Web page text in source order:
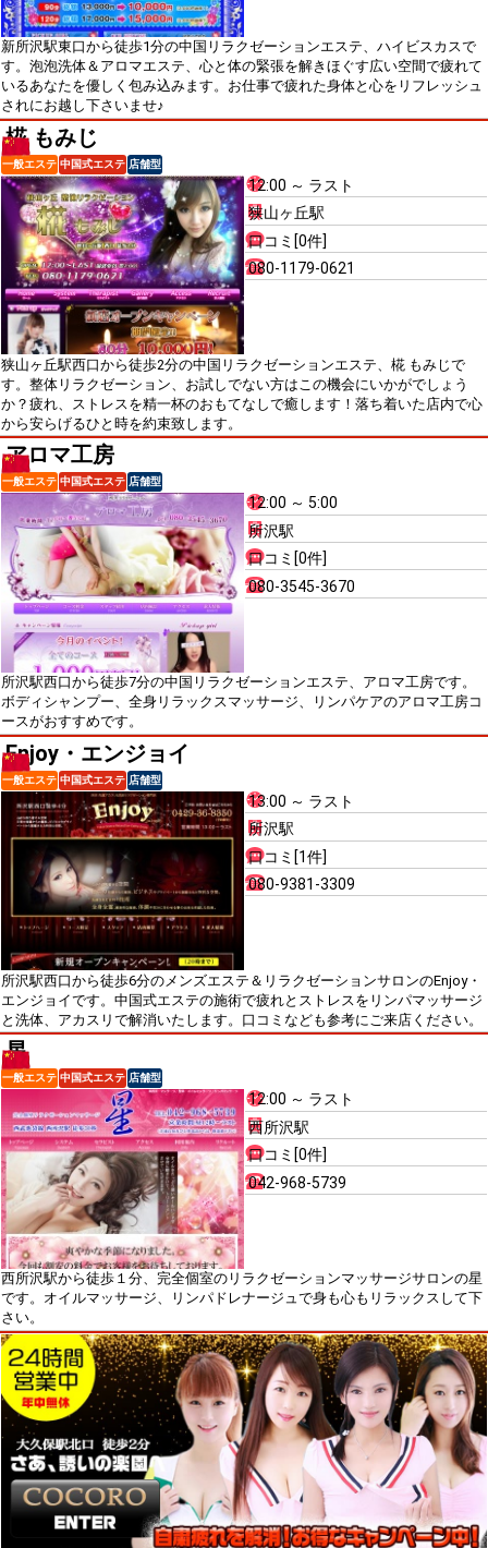
新所沢駅東口から徒歩1分の中国リラクゼーションエステ、ハイビスカスで
す。泡泡洗体＆アロマエステ、心と体の緊張を解きほぐす広い空間で疲れて
いるあなたを優しく包み込みます。お仕事で疲れた身体と心をリフレッシュ
されにお越し下さいませ♪
椛 もみじ
一般エステ 中国式エステ 店舗型
12:00 ～ ラスト
狭山ヶ丘駅
口コミ[0件]
080-1179-0621
狭山ヶ丘駅西口から徒歩2分の中国リラクゼーションエステ、椛 もみじで
す。整体リラクゼーション、お試しでない方はこの機会にいかがでしょう
か？疲れ、ストレスを精一杯のおもてなしで癒します！落ち着いた店内で心
から安らげるひと時を約束致します。
アロマ工房
一般エステ 中国式エステ 店舗型
12:00 ～ 5:00
所沢駅
口コミ[0件]
080-3545-3670
所沢駅西口から徒歩7分の中国リラクゼーションエステ、アロマ工房です。
ボディシャンプー、全身リラックスマッサージ、リンパケアのアロマ工房コ
ースがおすすめです。
Enjoy・エンジョイ
一般エステ 中国式エステ 店舗型
13:00 ～ ラスト
所沢駅
口コミ[1件]
080-9381-3309
所沢駅西口から徒歩6分のメンズエステ＆リラクゼーションサロンのEnjoy・
エンジョイです。中国式エステの施術で疲れとストレスをリンパマッサージ
と洗体、アカスリで解消いたします。口コミなども参考にご来店ください。
星
一般エステ 中国式エステ 店舗型
12:00 ～ ラスト
西所沢駅
口コミ[0件]
042-968-5739
西所沢駅から徒歩１分、完全個室のリラクゼーションマッサージサロンの星
です。オイルマッサージ、リンパドレナージュで身も心もリラックスして下
さい。